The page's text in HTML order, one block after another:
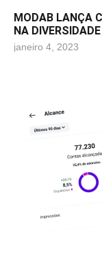
MODAB LANÇA
NA
janeiro 4, 2023